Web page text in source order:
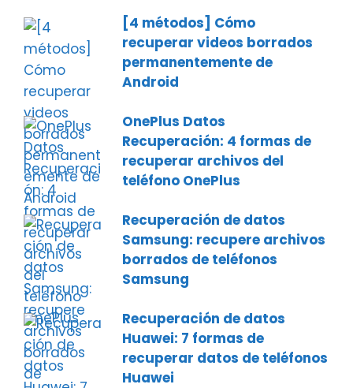
[4 métodos] Cómo
recuperar videos borrados
permanentemente de
Android
OnePlus Datos
Recuperación: 4 formas de
recuperar archivos del
teléfono OnePlus
Recuperación de datos
Samsung: recupere archivos
borrados de teléfonos
Samsung
Recuperación de datos
Huawei: 7 formas de
recuperar datos de teléfonos
Huawei